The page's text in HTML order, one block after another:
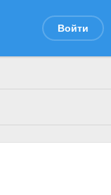
Войти